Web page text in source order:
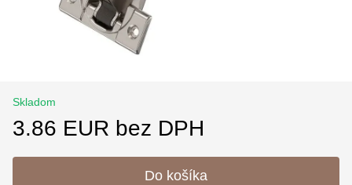
Skladom
3.86 EUR bez DPH
Do košíka